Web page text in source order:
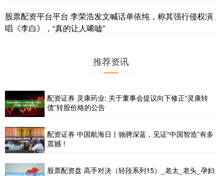
股票配资平台平台 李荣浩发文喊话单依纯，称其强行侵权演
唱《李白》，“真的让人唏嘘”
推荐资讯
配资证券 灵康药业: 关于董事会提议向下修正“灵康转
债”转股价格的公告
配资证券 中国航海日丨驰骋深蓝，见证“中国智造”有多
震撼！
股票配资盘 高手对决（轻段系列15）_老太_老头_孕妇